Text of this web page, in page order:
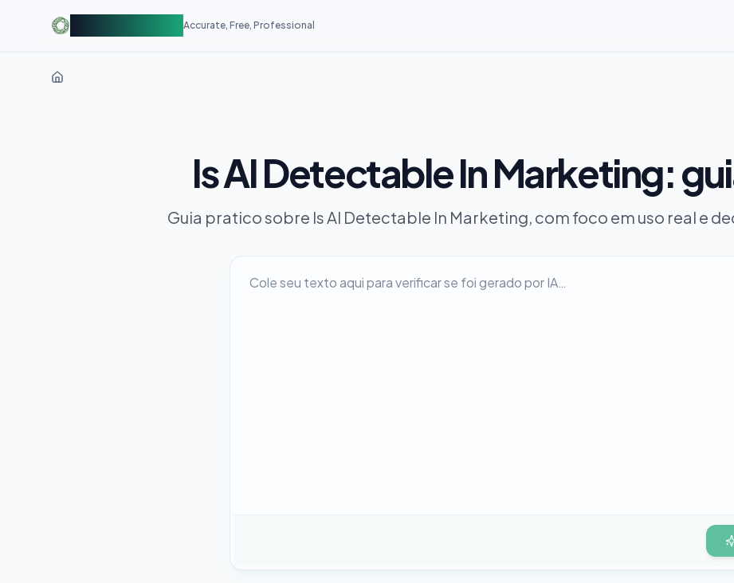
Accurate, Free, Professional
Is AI Detectable In Marketing:
Guia pratico sobre Is AI Detectable In Marketing, com foco em uso real e